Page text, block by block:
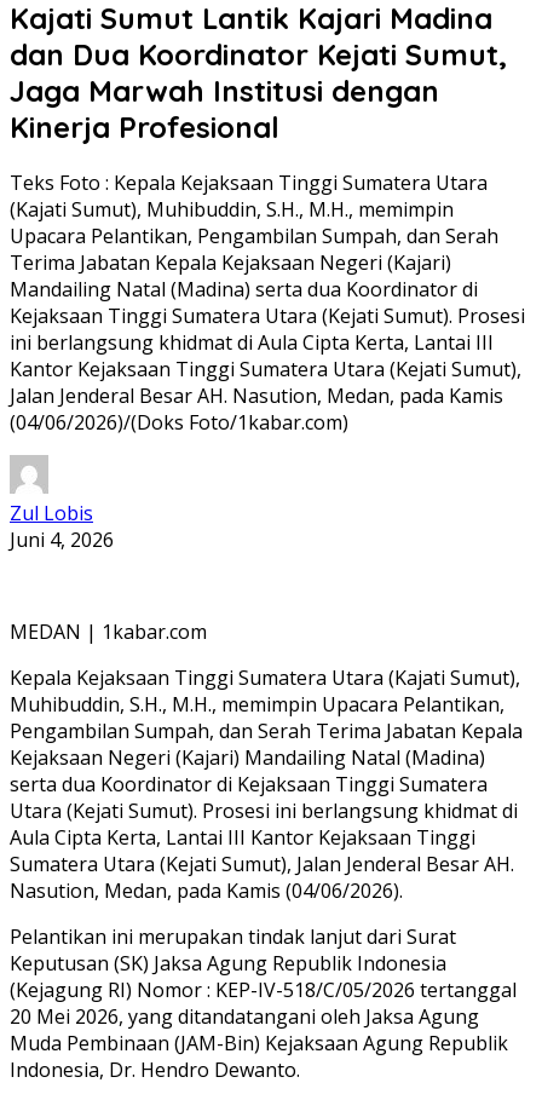
Kajati Sumut Lantik Kajari Madina
dan Dua Koordinator Kejati Sumut,
Jaga Marwah Institusi dengan
Kinerja Profesional
Teks Foto : Kepala Kejaksaan Tinggi Sumatera Utara
(Kajati Sumut), Muhibuddin, S.H., M.H., memimpin
Upacara Pelantikan, Pengambilan Sumpah, dan Serah
Terima Jabatan Kepala Kejaksaan Negeri (Kajari)
Mandailing Natal (Madina) serta dua Koordinator di
Kejaksaan Tinggi Sumatera Utara (Kejati Sumut). Prosesi
ini berlangsung khidmat di Aula Cipta Kerta, Lantai III
Kantor Kejaksaan Tinggi Sumatera Utara (Kejati Sumut),
Jalan Jenderal Besar AH. Nasution, Medan, pada Kamis
(04/06/2026)/(Doks Foto/1kabar.com)
Zul Lobis
Juni 4, 2026
MEDAN | 1kabar.com
Kepala Kejaksaan Tinggi Sumatera Utara (Kajati Sumut),
Muhibuddin, S.H., M.H., memimpin Upacara Pelantikan,
Pengambilan Sumpah, dan Serah Terima Jabatan Kepala
Kejaksaan Negeri (Kajari) Mandailing Natal (Madina)
serta dua Koordinator di Kejaksaan Tinggi Sumatera
Utara (Kejati Sumut). Prosesi ini berlangsung khidmat di
Aula Cipta Kerta, Lantai III Kantor Kejaksaan Tinggi
Sumatera Utara (Kejati Sumut), Jalan Jenderal Besar AH.
Nasution, Medan, pada Kamis (04/06/2026).
Pelantikan ini merupakan tindak lanjut dari Surat
Keputusan (SK) Jaksa Agung Republik Indonesia
(Kejagung RI) Nomor : KEP-IV-518/C/05/2026 tertanggal
20 Mei 2026, yang ditandatangani oleh Jaksa Agung
Muda Pembinaan (JAM-Bin) Kejaksaan Agung Republik
Indonesia, Dr. Hendro Dewanto.